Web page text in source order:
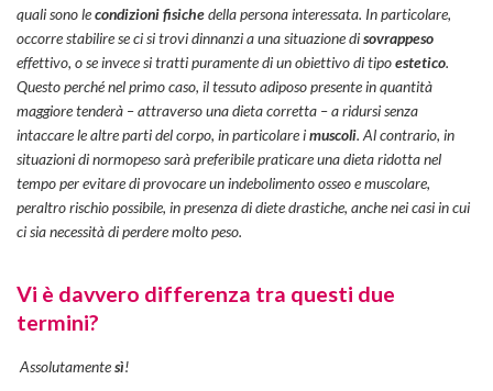
quali sono lecondizioni fisichedella persona interessata. In particolare,
occorre stabilire se ci si trovi dinnanzi a una situazione disovrappeso
effettivo, o se invece si tratti puramente di un obiettivo di tipoestetico.
Questo perché nel primo caso, il tessuto adiposo presente in quantità
maggiore tenderà – attraverso una dieta corretta – a ridursi senza
intaccare le altre parti del corpo, in particolare imuscoli. Al contrario, in
situazioni di normopeso sarà preferibile praticare una dieta ridotta nel
tempo per evitare di provocare un indebolimento osseo e muscolare,
peraltro rischio possibile, in presenza di diete drastiche, anche nei casi in cui
ci sia necessità di perdere molto peso.
Vi è davvero differenza tra questi due
termini?
Assolutamentesì!